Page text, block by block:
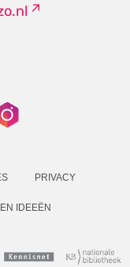
PRIVACY
IDEEËN